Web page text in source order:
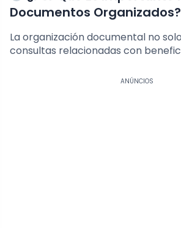
Documentos Organizados?
La organización documental no
consultas relacionadas con
ANÚNCIOS